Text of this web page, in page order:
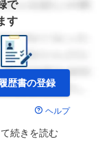
で
す
歴書の登録
ヘルプ
続きを読む